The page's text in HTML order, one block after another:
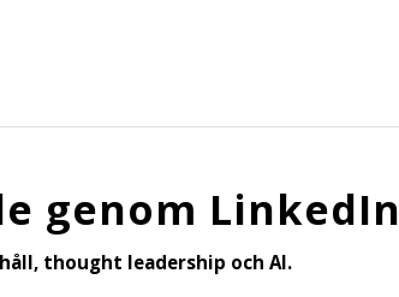
genom LinkedIn
thought leadership och AI.